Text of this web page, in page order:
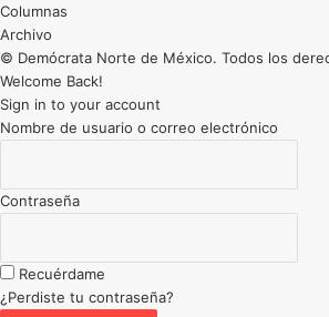
Archivo
© Demócrata Norte de México. Todos los
Welcome Back!
Sign in to your account
Nombre de usuario o correo electrónico
Contraseña
Recuérdame
¿Perdiste tu contraseña?